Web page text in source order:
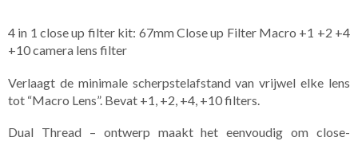
4 in 1 close up filter kit: 67mm Close up Filter Macro +1 +2 +4
+10 camera lens filter
Verlaagt de minimale scherpstelafstand van vrijwel elke lens
tot “Macro Lens”. Bevat +1, +2, +4, +10 filters.
Dual Thread – ontwerp maakt het eenvoudig om close-